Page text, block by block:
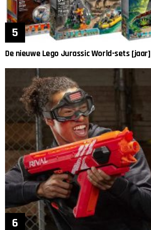
De nieuwe Lego Jurassic World-sets [jaar]